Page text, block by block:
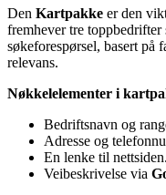
Den Kartpakke er den
fremhever tre
søkeforespørsel, basert på
relevans.
Nøkkelelementer i
Bedriftsnavn og
Adresse og
En lenke til nettsiden.
Veibeskrivelse via